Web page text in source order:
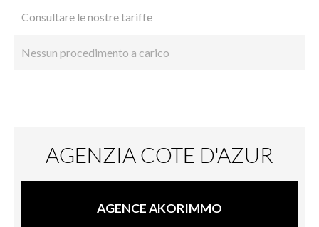
Consultare le nostre tariffe
Nessun procedimento a carico
AGENZIA COTE D'AZUR
AGENCE AKORIMMO